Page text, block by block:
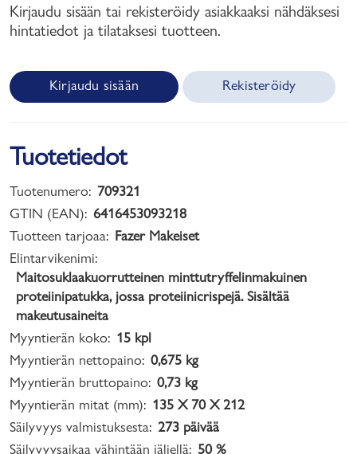
Kirjaudu sisään tai rekisteröidy asiakkaaksi nähdäksesi
hintatiedot ja tilataksesi tuotteen.
Kirjaudu sisään Rekisteröidy
Tuotetiedot
Tuotenumero: 709321
GTIN (EAN): 6416453093218
Tuotteen tarjoaa: Fazer Makeiset
Elintarvikenimi:
Maitosuklaakuorrutteinen minttutryffelinmakuinen
proteiinipatukka, jossa proteiinicrispejä. Sisältää
makeutusaineita
Myyntierän koko: 15 kpl
Myyntierän nettopaino: 0,675 kg
Myyntierän bruttopaino: 0,73 kg
Myyntierän mitat (mm): 135 X 70 X 212
Säilyvyys valmistuksesta: 273 päivää
Säilyvyysaikaa vähintään jäljellä: 50 %